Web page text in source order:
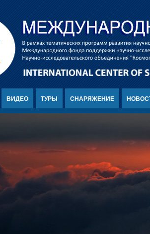
ВИДЕО ТУРЫ СНАРЯЖЕНИЕ